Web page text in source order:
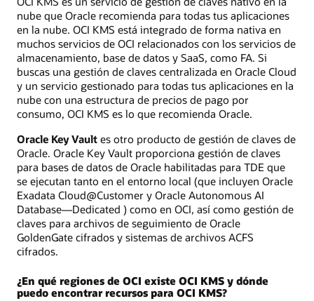
nube que Oracle recomienda para todas tus aplicaciones
en la nube. OCI KMS está integrado de forma nativa en
muchos servicios de OCI relacionados con los servicios de
almacenamiento, base de datos y SaaS, como FA. Si
buscas una gestión de claves centralizada en Oracle Cloud
y un servicio gestionado para todas tus aplicaciones en la
nube con una estructura de precios de pago por
consumo, OCI KMS es lo que recomienda Oracle.
Oracle Key Vault es otro producto de gestión de claves de
Oracle. Oracle Key Vault proporciona gestión de claves
para bases de datos de Oracle habilitadas para TDE que
se ejecutan tanto en el entorno local (que incluyen Oracle
Exadata Cloud@Customer y Oracle Autonomous AI
Database—Dedicated ) como en OCI, así como gestión de
claves para archivos de seguimiento de Oracle
GoldenGate cifrados y sistemas de archivos ACFS
cifrados.
¿En qué regiones de OCI existe OCI KMS y dónde
puedo encontrar recursos para OCI KMS?